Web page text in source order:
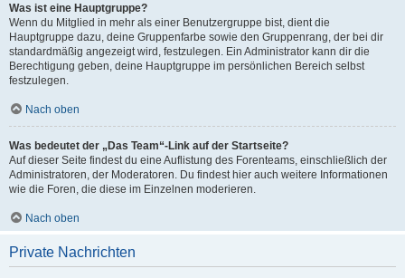
Was ist eine Hauptgruppe?
Wenn du Mitglied in mehr als einer Benutzergruppe bist, dient die
Hauptgruppe dazu, deine Gruppenfarbe sowie den Gruppenrang, der bei dir
standardmäßig angezeigt wird, festzulegen. Ein Administrator kann dir die
Berechtigung geben, deine Hauptgruppe im persönlichen Bereich selbst
festzulegen.
Nach oben
Was bedeutet der „Das Team“-Link auf der Startseite?
Auf dieser Seite findest du eine Auflistung des Forenteams, einschließlich der
Administratoren, der Moderatoren. Du findest hier auch weitere Informationen
wie die Foren, die diese im Einzelnen moderieren.
Nach oben
Private Nachrichten